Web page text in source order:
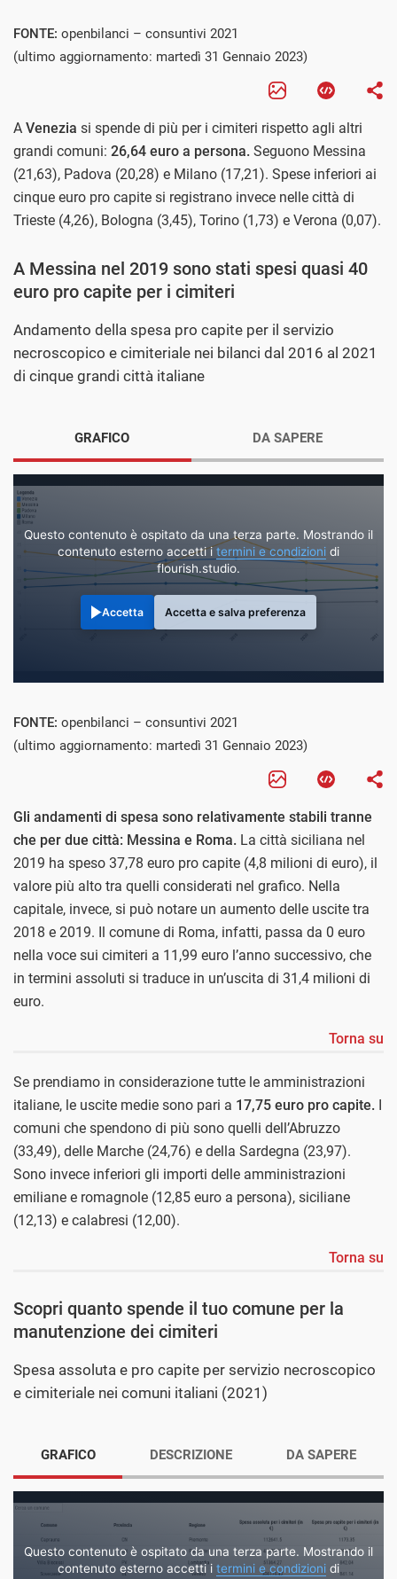
FONTE: openbilanci – consuntivi 2021
(ultimo aggiornamento: martedì 31 Gennaio 2023)
A Venezia si spende di più per i cimiteri rispetto agli altri
grandi comuni: 26,64 euro a persona. Seguono Messina
(21,63), Padova (20,28) e Milano (17,21). Spese inferiori ai
cinque euro pro capite si registrano invece nelle città di
Trieste (4,26), Bologna (3,45), Torino (1,73) e Verona (0,07).
A Messina nel 2019 sono stati spesi quasi 40
euro pro capite per i cimiteri
Andamento della spesa pro capite per il servizio
necroscopico e cimiteriale nei bilanci dal 2016 al 2021
di cinque grandi città italiane
GRAFICO
Questo contenuto è ospitato da una terza parte. Mostrando il
contenuto esterno accetti itermini e condizioni di
flourish.studio.
Accetta Accetta e salva preferenza
DA SAPERE
FONTE: openbilanci – consuntivi 2021
(ultimo aggiornamento: martedì 31 Gennaio 2023)
Gli andamenti di spesa sono relativamente stabili tranne
che per due città: Messina e Roma. La città siciliana nel
2019 ha speso 37,78 euro pro capite (4,8 milioni di euro), il
valore più alto tra quelli considerati nel grafico. Nella
capitale, invece, si può notare un aumento delle uscite tra
2018 e 2019. Il comune di Roma, infatti, passa da 0 euro
nella voce sui cimiteri a 11,99 euro l’anno successivo, che
in termini assoluti si traduce in un’uscita di 31,4 milioni di
euro.
Torna su
Se prendiamo in considerazione tutte le amministrazioni
italiane, le uscite medie sono pari a 17,75 euro pro capite. I
comuni che spendono di più sono quelli dell’Abruzzo
(33,49), delle Marche (24,76) e della Sardegna (23,97).
Sono invece inferiori gli importi delle amministrazioni
emiliane e romagnole (12,85 euro a persona), siciliane
(12,13) e calabresi (12,00).
Torna su
Scopri quanto spende il tuo comune per la
manutenzione dei cimiteri
Spesa assoluta e pro capite per servizio necroscopico
e cimiteriale nei comuni italiani (2021)
GRAFICO
Questo contenuto è ospitato da una terza parte. Mostrando il
contenuto esterno accetti i termini e condizioni di
DESCRIZIONE DA SAPERE